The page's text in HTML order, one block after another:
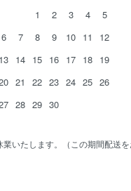
1
2 3 4
5
6
7 8 9 10 11
12
13 14 15 16 17 18 19
21 22 23 24 25 26
28 29 30
いたします。（この期間配送を